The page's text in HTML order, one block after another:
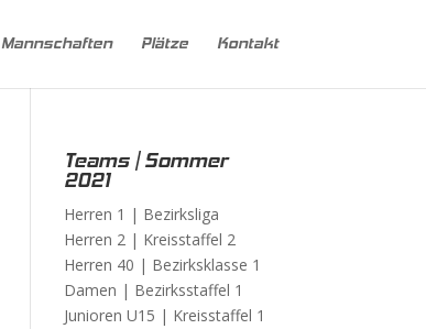
Mannschaften Plätze Kontakt
Teams | Sommer
2021
Herren 1 | Bezirksliga
Herren 2 | Kreisstaffel 2
Herren 40 | Bezirksklasse 1
Damen | Bezirksstaffel 1
Junioren U15 | Kreisstaffel 1